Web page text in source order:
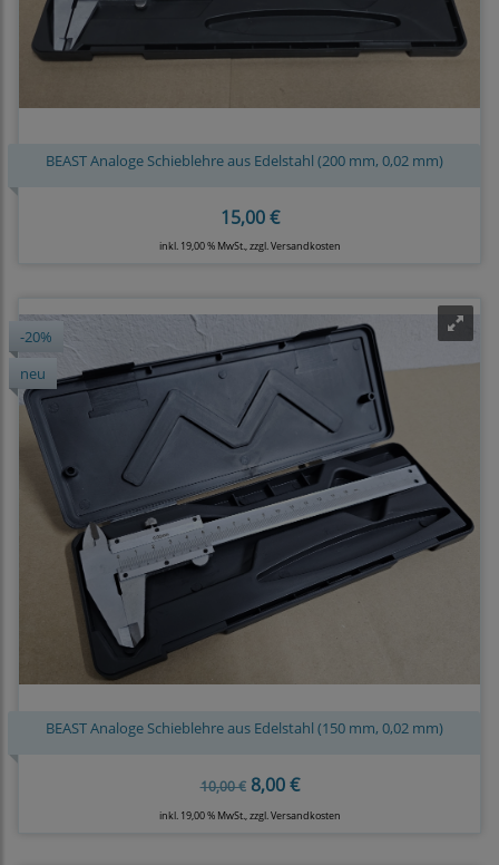
BEAST Analoge Schieblehre aus Edelstahl (200 mm, 0,02 mm)
15,00 €
inkl. 19,00 % MwSt., zzgl. Versandkosten
-20%
neu
BEAST Analoge Schieblehre aus Edelstahl (150 mm, 0,02 mm)
10,00 €8,00 €
inkl. 19,00 % MwSt., zzgl.Versandkosten